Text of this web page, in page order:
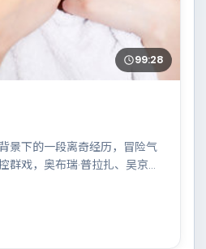
99:28
景下的一段离奇经历，冒险气
群戏，奥布瑞·普拉扎、吴京、
撑起复杂人物关系，雨夜、旧
叙事起点。